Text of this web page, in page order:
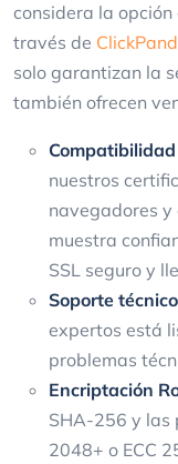
considera la
través de
solo garantizan la
también ofrecen
nuestros
navegadores y
muestra
SSL seguro y
Soporte
expertos está
problemas
Encriptación
SHA-256 y las
2048+ o ECC